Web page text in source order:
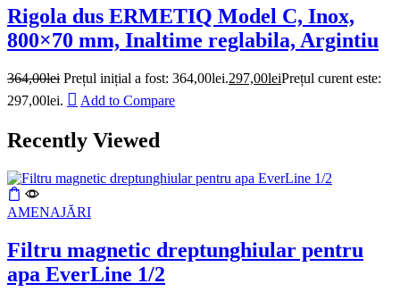
Rigola dus ERMETIQ Model C, Inox,
800×70 mm, Inaltime reglabila, Argintiu
364,00lei Prețul inițial a fost: 364,00lei.297,00leiPrețul curent este:
297,00lei.
Add to Compare
Recently Viewed
AMENAJĂRI
Filtru magnetic dreptunghiular pentru
apa EverLine 1/2